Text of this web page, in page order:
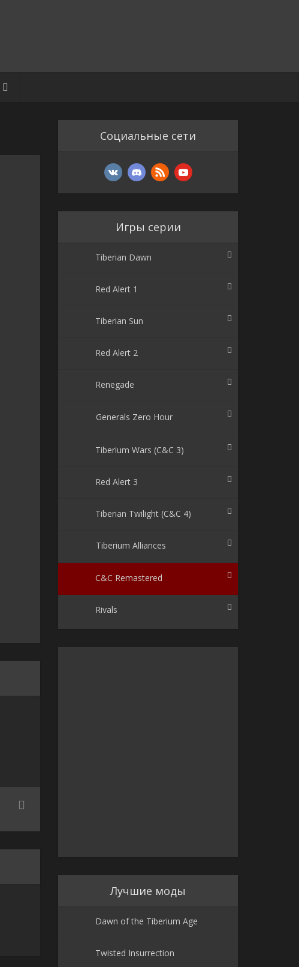
Социальные сети
Игры серии
Tiberian Dawn
Red Alert 1
Tiberian Sun
Red Alert 2
Renegade
Generals Zero Hour
Tiberium Wars (C&C 3)
Red Alert 3
Tiberian Twilight (C&C 4)
Tiberium Alliances
C&C Remastered
Rivals
Лучшие моды
Dawn of the Tiberium Age
Twisted Insurrection